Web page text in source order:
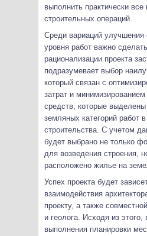
выполнить практически все
строительных операций.
Среди вариаций улучшения
уровня работ важно
рационализации проекта
подразумевает выбор
который связан с
затрат и
средств, которые
земляных категорий работ
строительства. С учетом
будет выбрано не только
для возведения строения,
расположено жилье на
Успех проекта будет
взаимодействия
проекту, а также
и геолога. Исходя из этого,
выполнения планировки